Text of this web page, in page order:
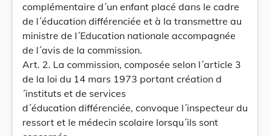
complémentaire d´un enfant placé dans le cadre
de l´éducation différenciée et à la transmettre au
ministre de l´Education nationale accompagnée
de l´avis de la commission.
Art. 2. La commission, composée selon l´article 3
de la loi du 14 mars 1973 portant création d
´instituts et de services
d´éducation différenciée, convoque l´inspecteur du
ressort et le médecin scolaire lorsqu´ils sont